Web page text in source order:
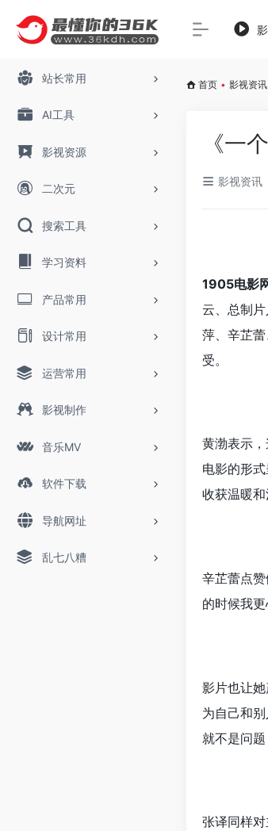
站长常用
AI工具
影视资源
二次元
搜索工具
学习资料
产品常用
设计常用
运营常用
影视制作
音乐MV
软件下载
导航网址
乱七八糟
首页 • 影视资讯
《一
影视资讯
1905电影
云、总制
萍、辛芷蕾
受。
黄渤表示
电影的形
收获温暖和
辛芷蕾点
的时候我
影片也让
为自己和
就不是问
张译同样